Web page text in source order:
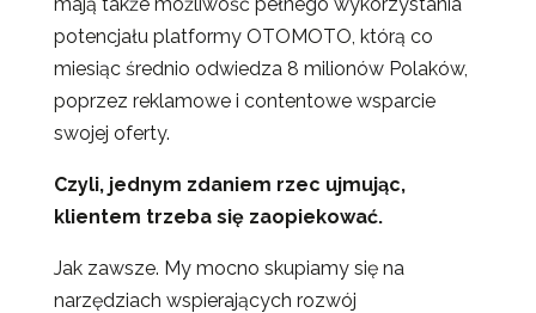
potencjału platformy OTOMOTO, którą co
miesiąc średnio odwiedza 8 milionów Polaków,
poprzez reklamowe i contentowe wsparcie
swojej oferty.
Czyli, jednym zdaniem rzec ujmując,
klientem trzeba się zaopiekować.
Jak zawsze. My mocno skupiamy się na
narzędziach wspierających rozwój